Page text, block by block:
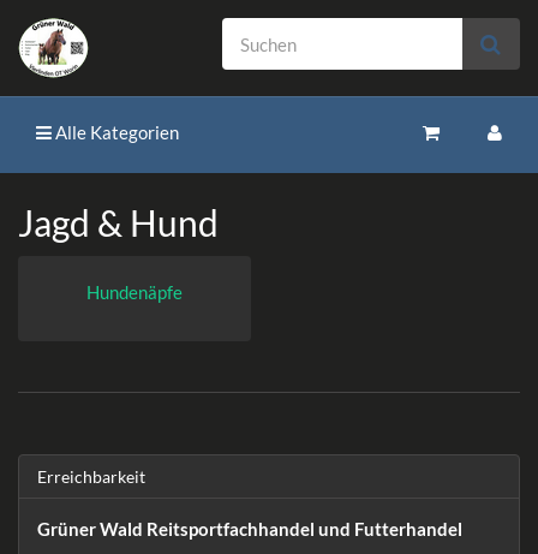
Alle Kategorien
Jagd & Hund
Hundenäpfe
Erreichbarkeit
Grüner Wald Reitsportfachhandel und Futterhandel